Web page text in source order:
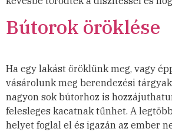
Bútorok öröklése
Ha egy lakást öröklünk meg, vagy
vásárolunk meg berendezési
nagyon sok bútorhoz is
felesleges kacatnak tűnhet. A
helyet foglal el és igazán az ember